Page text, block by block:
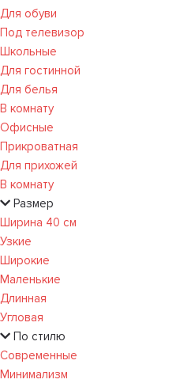
Для обуви
Под телевизор
Школьные
Для гостинной
Для белья
В комнату
Офисные
Прикроватная
Для прихожей
В комнату
Размер
Ширина 40 см
Узкие
Широкие
Маленькие
Длинная
Угловая
По стилю
Современные
Минимализм